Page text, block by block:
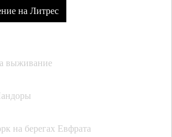
на Литрес
выживание
на берегах Евфрата